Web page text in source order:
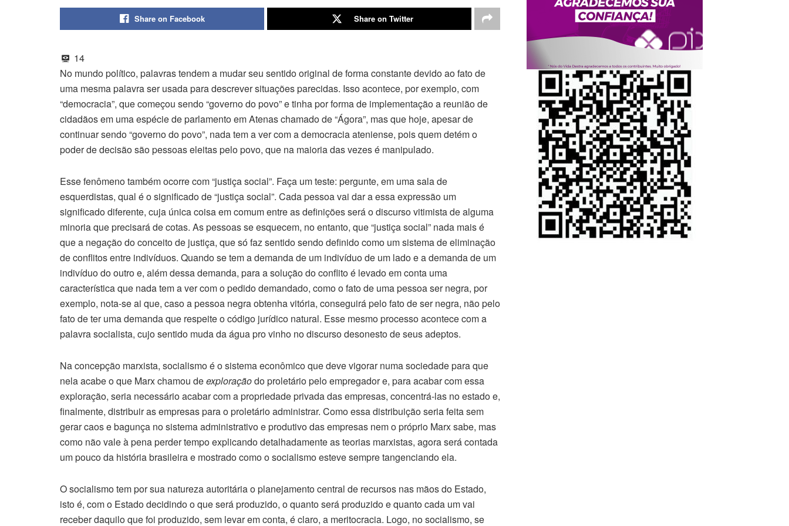
Share on Facebook Share on Twitter
14
No mundo político, palavras tendem a mudar seu sentido original de forma constante devido ao fato de
uma mesma palavra ser usada para descrever situações parecidas. Isso acontece, por exemplo, com
“democracia”, que começou sendo “governo do povo” e tinha por forma de implementação a reunião de
cidadãos em uma espécie de parlamento em Atenas chamado de “Ágora”, mas que hoje, apesar de
continuar sendo “governo do povo”, nada tem a ver com a democracia ateniense, pois quem detém o
poder de decisão são pessoas eleitas pelo povo, que na maioria das vezes é manipulado.
Esse fenômeno também ocorre com “justiça social”. Faça um teste: pergunte, em uma sala de
esquerdistas, qual é o significado de “justiça social”. Cada pessoa vai dar a essa expressão um
significado diferente, cuja única coisa em comum entre as definições será o discurso vitimista de alguma
minoria que precisará de cotas. As pessoas se esquecem, no entanto, que “justiça social” nada mais é
que a negação do conceito de justiça, que só faz sentido sendo definido como um sistema de eliminação
de conflitos entre indivíduos. Quando se tem a demanda de um indivíduo de um lado e a demanda de um
indivíduo do outro e, além dessa demanda, para a solução do conflito é levado em conta uma
característica que nada tem a ver com o pedido demandado, como o fato de uma pessoa ser negra, por
exemplo, nota-se ai que, caso a pessoa negra obtenha vitória, conseguirá pelo fato de ser negra, não pelo
fato de ter uma demanda que respeite o código jurídico natural. Esse mesmo processo acontece com a
palavra socialista, cujo sentido muda da água pro vinho no discurso desonesto de seus adeptos.
Na concepção marxista, socialismo é o sistema econômico que deve vigorar numa sociedade para que
nela acabe o que Marx chamou deexploraçãodo proletário pelo empregador e, para acabar com essa
exploração, seria necessário acabar com a propriedade privada das empresas, concentrá-las no estado e,
finalmente, distribuir as empresas para o proletário administrar. Como essa distribuição seria feita sem
gerar caos e bagunça no sistema administrativo e produtivo das empresas nem o próprio Marx sabe, mas
como não vale à pena perder tempo explicando detalhadamente as teorias marxistas, agora será contada
um pouco da história brasileira e mostrado como o socialismo esteve sempre tangenciando ela.
O socialismo tem por sua natureza autoritária o planejamento central de recursos nas mãos do Estado,
isto é, com o Estado decidindo o que será produzido, o quanto será produzido e quanto cada um vai
receber daquilo que foi produzido, sem levar em conta, é claro, a meritocracia. Logo, no socialismo, se